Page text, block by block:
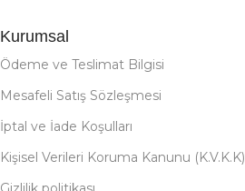
Kurumsal
Ödeme ve Teslimat Bilgisi
Mesafeli Satış Sözleşmesi
İptal ve İade Koşulları
Kişisel Verileri Koruma Kanunu (K.V.K.K)